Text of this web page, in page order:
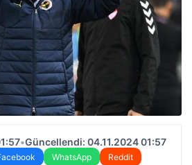
•Güncellendi: 04.11.2024 01:57
WhatsApp
Reddit